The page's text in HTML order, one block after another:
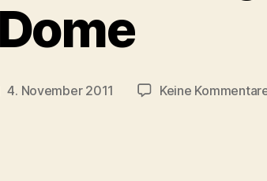
Dome
4. November 2011 Keine